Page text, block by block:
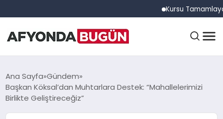
Kursu Tamamlayan
ANASAYFA
GÜNDEM
Ana Sayfa Gündem
Başkan Köksal’dan Muhtarlara Destek: “Mahallelerimizi
Birlikte Geliştireceğiz”